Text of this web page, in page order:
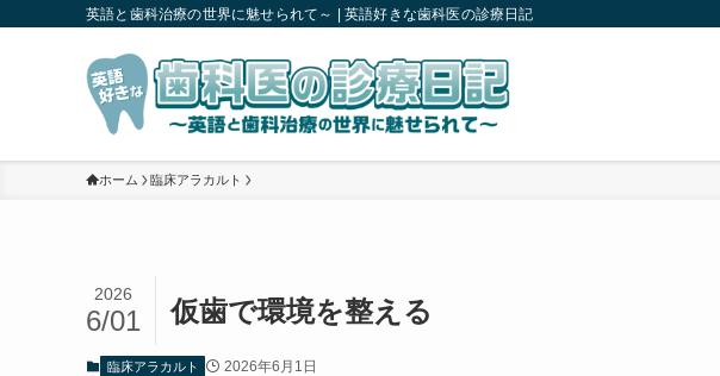
英語と歯科治療の世界に魅せられて～ | 英語好きな歯科医の診療日記
ホーム 臨床アラカルト
仮歯で環境を整える
2026
6/01
臨床アラカルト 2026年6月1日